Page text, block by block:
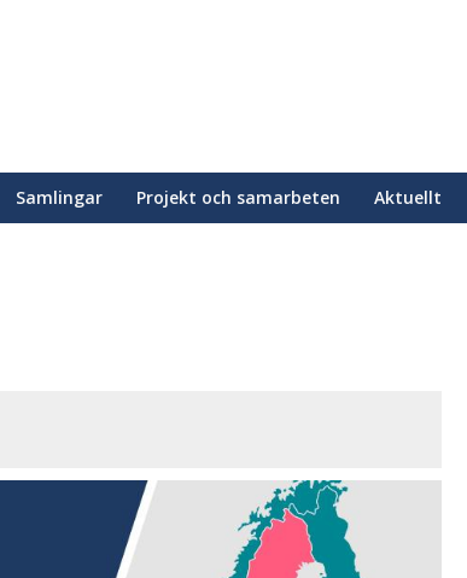
Samlingar Projekt och samarbeten Aktuellt